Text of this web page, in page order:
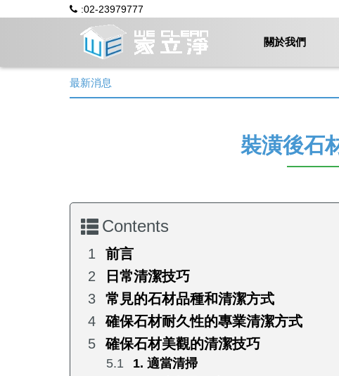
:02-23979777
關於我們
最新消息
裝潢後石
Contents
前言
日常清潔技巧
常見的石材品種和清潔方式
確保石材耐久性的專業清潔方式
確保石材美觀的清潔技巧
1. 適當清掃